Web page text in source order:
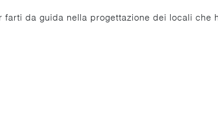
da guida nella progettazione dei locali che